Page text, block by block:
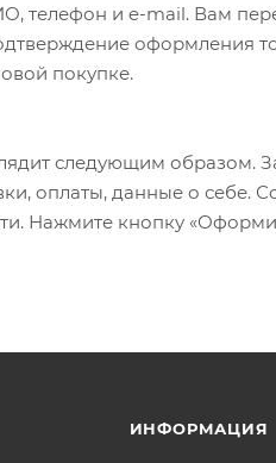
телефон и e-mail. Вам
оформления
покупке.
следующим образом.
оплаты, данные о себе.
Нажмите кнопку
ИНФОРМАЦИЯ